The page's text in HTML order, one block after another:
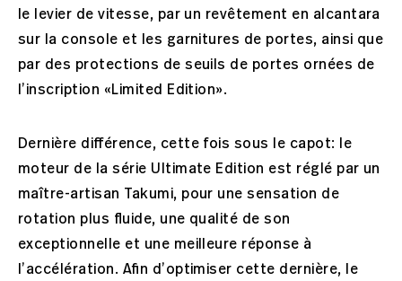
le levier de vitesse, par un revêtement en alcantara
sur la console et les garnitures de portes, ainsi que
par des protections de seuils de portes ornées de
l’inscription «Limited Edition».
Dernière différence, cette fois sous le capot: le
moteur de la série Ultimate Edition est réglé par un
maître-artisan Takumi, pour une sensation de
rotation plus fluide, une qualité de son
exceptionnelle et une meilleure réponse à
l’accélération. Afin d’optimiser cette dernière, le